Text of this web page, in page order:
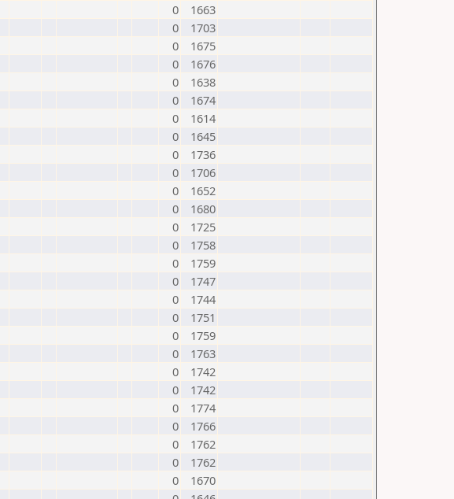
0
1663
0
1703
0
1675
0
1676
0
1638
0
1674
0
1614
0
1645
0
1736
0
1706
0
1652
0
1680
0
1725
0
1758
0
1759
0
1747
0
1744
0
1751
0
1759
0
1763
0
1742
0
1742
0
1774
0
1766
0
1762
0
1762
0
1670